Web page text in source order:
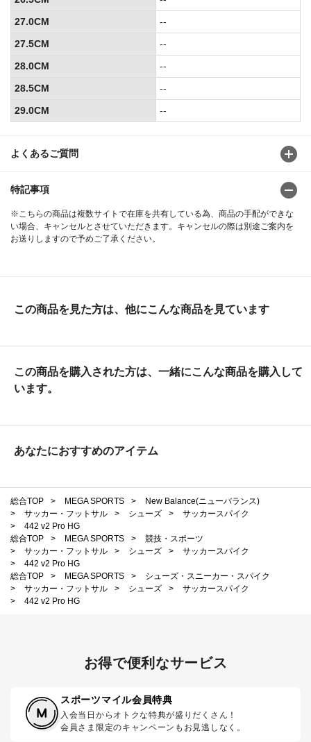
よくあるご質問
特記事項
※こちらの商品は複数サイトで在庫を共有している為、商品の手配ができな
い場合、キャンセルとさせていただきます。キャンセルの際は別途ご案内を
お送りしますので予めご了承ください。
27.0CM
--
27.5CM
--
28.0CM
--
28.5CM
--
29.0CM
--
この商品を見た方は、他にこんな商品を見ています
この商品を購入された方は、一緒にこんな商品を購入して
います。
あなたにおすすめのアイテム
総合TOP > MEGA SPORTS >
New Balance(ニューバランス)
>
サッカー・フットサル > シューズ >
サッカースパイク
>
442 v2 Pro HG
総合TOP
> MEGA SPORTS >
競技・スポーツ
>
サッカー・フットサル > シューズ >
サッカースパイク
>
442 v2 Pro HG
総合TOP
> MEGA SPORTS >
シューズ・スニーカー・スパイク
>
サッカー・フットサル > シューズ >
サッカースパイク
>
442 v2 Pro HG
お得で便利なサービス
スポーツマイル会員特典
入会当日からオトクな特典が盛りだくさん！
会員さま限定のキャンペーンもお見逃しなく。